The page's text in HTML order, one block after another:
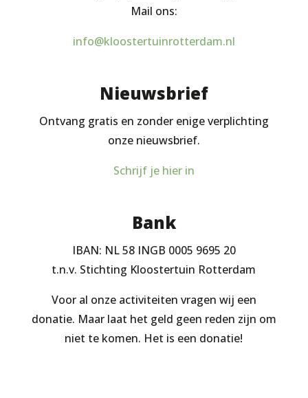
Mail ons:
info@kloostertuinrotterdam.nl
Nieuwsbrief
Ontvang gratis en zonder enige verplichting
onze nieuwsbrief.
Schrijf je hier in
Bank
IBAN: NL 58 INGB 0005 9695 20
t.n.v. Stichting Kloostertuin Rotterdam
Voor al onze activiteiten vragen wij een
donatie. Maar laat het geld geen reden zijn om
niet te komen. Het is een donatie!